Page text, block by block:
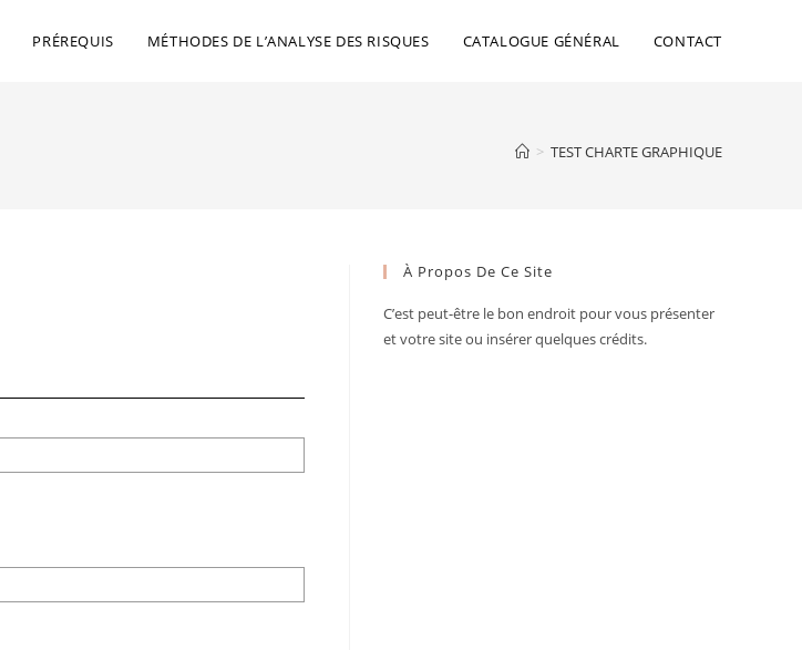
PRÉREQUIS MÉTHODES DE L’ANALYSE DES RISQUES CATALOGUE GÉNÉRAL CONTACT
> TEST CHARTE GRAPHIQUE
À Propos De Ce Site
C’est peut-être le bon endroit pour vous présenter
et votre site ou insérer quelques crédits.